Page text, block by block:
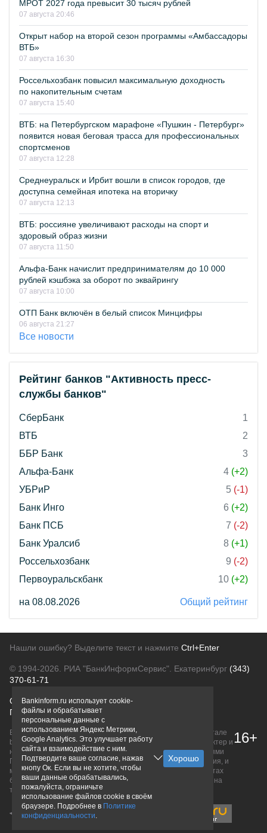
МРОТ 2027 года превысит 30 тысяч рублей
07 августа 20:46
Открыт набор на второй сезон программы «Амбассадоры
ВТБ»
07 августа 16:30
Россельхозбанк повысил максимальную доходность
по накопительным счетам
07 августа 15:40
ВТБ: на Петербургском марафоне «Пушкин - Петербург»
появится новая беговая трасса для профессиональных
спортсменов
07 августа 12:28
Среднеуральск и Ирбит вошли в список городов, где
доступна семейная ипотека на вторичку
07 августа 12:13
ВТБ: россияне увеличивают расходы на спорт и
здоровый образ жизни
07 августа 11:50
Альфа-Банк начислит предпринимателям до 10 000
рублей кэшбэка за оборот по эквайрингу
07 августа 10:00
ОТП Банк включён в белый список Минцифры
06 августа 21:27
Все новости
Рейтинг банков "Активность пресс-
службы банков"
СберБанк
1
ВТБ
2
ББР Банк
3
Альфа-Банк
4 (+2)
УБРиР
5 (-1)
Банк Инго
6 (+2)
Банк ПСБ
7 (-2)
Банк Уралсиб
8 (+1)
Россельхозбанк
9 (-2)
Первоуральскбанк
10 (+2)
на 08.08.2026 Общий рейтинг
Нашли ошибку? Выделите текст и нажмите Ctrl+Enter
© 1994-2026. РИА "БанкИнформСервис". Екатеринбург (343)
370-61-71
О проектеПолитика конфиденциальности
Правовая информацияДля рекламодателей
Вся информация о продуктах банков, размещенная на портале
bankinform.ru, носит исключительно ознакомительный характер и
не является публичной офертой, определяемой положениями
ГК РФ. Информация не содержит точного и полного описания, и
может быть изменена. Конечные условия уточняйте на сайтах
банков или при личном обращении. Исключительное право на
товарные знаки принадлежит их правообладателям.
16+
Bankinform.ru использует cookie-
файлы и обрабатывает
персональные данные с
использованием Яндекс Метрики,
Google Analytics. Это улучшает работу
сайта и взаимодействие с ним.
Подтвердите ваше согласие, нажав
кнопу Ок. Если вы не хотите, чтобы
ваши данные обрабатывались,
пожалуйста, ограничьте
использование файлов cookie в своём
браузере. Подробнее в Политике
конфиденциальности.